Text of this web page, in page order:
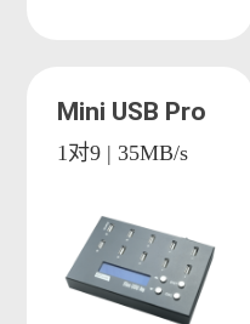
Mini USB Pro
1对9 | 35MB/s